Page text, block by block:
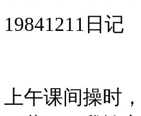
19841211日记
上午课间操时